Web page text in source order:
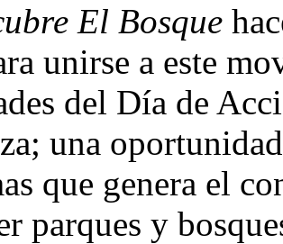
El Bosque
unirse a este
del Día de
una
que genera el
parques y